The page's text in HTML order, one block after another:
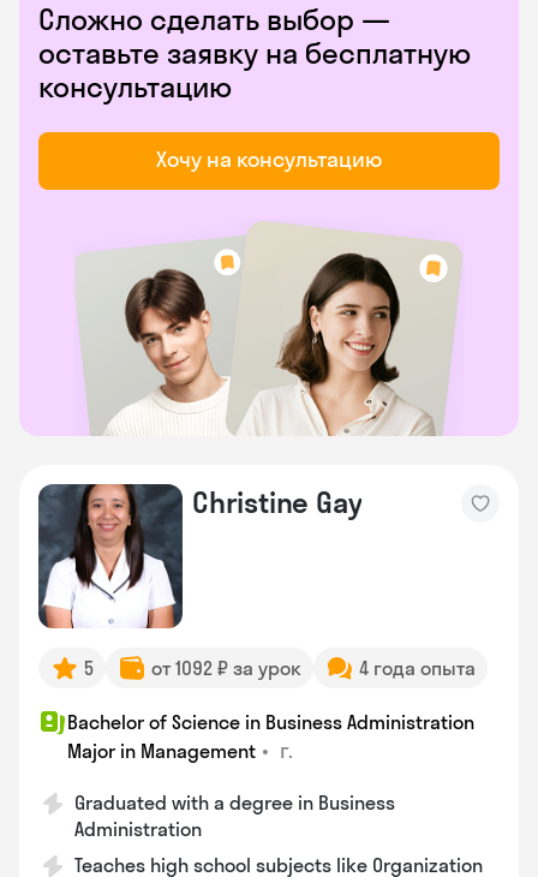
Сложно сделать выбор —
оставьте заявку на бесплатную
консультацию
Хочу на консультацию
Christine Gay
5 от 1092 ₽ за урок 4 года опыта
Bachelor of Science in Business Administration
Major in Management • г.
Graduated with a degree in Business
Administration
Teaches high school subjects like Organization